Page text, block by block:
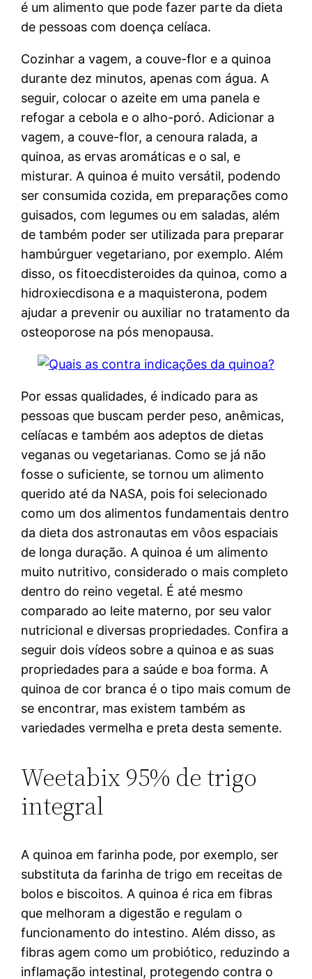
é um alimento que pode fazer parte da dieta
de pessoas com doença celíaca.
Cozinhar a vagem, a couve-flor e a quinoa
durante dez minutos, apenas com água. A
seguir, colocar o azeite em uma panela e
refogar a cebola e o alho-poró. Adicionar a
vagem, a couve-flor, a cenoura ralada, a
quinoa, as ervas aromáticas e o sal, e
misturar. A quinoa é muito versátil, podendo
ser consumida cozida, em preparações como
guisados, com legumes ou em saladas, além
de também poder ser utilizada para preparar
hambúrguer vegetariano, por exemplo. Além
disso, os fitoecdisteroides da quinoa, como a
hidroxiecdisona e a maquisterona, podem
ajudar a prevenir ou auxiliar no tratamento da
osteoporose na pós menopausa.
Por essas qualidades, é indicado para as
pessoas que buscam perder peso, anêmicas,
celíacas e também aos adeptos de dietas
veganas ou vegetarianas. Como se já não
fosse o suficiente, se tornou um alimento
querido até da NASA, pois foi selecionado
como um dos alimentos fundamentais dentro
da dieta dos astronautas em vôos espaciais
de longa duração. A quinoa é um alimento
muito nutritivo, considerado o mais completo
dentro do reino vegetal. É até mesmo
comparado ao leite materno, por seu valor
nutricional e diversas propriedades. Confira a
seguir dois vídeos sobre a quinoa e as suas
propriedades para a saúde e boa forma. A
quinoa de cor branca é o tipo mais comum de
se encontrar, mas existem também as
variedades vermelha e preta desta semente.
Weetabix 95% de trigo
integral
A quinoa em farinha pode, por exemplo, ser
substituta da farinha de trigo em receitas de
bolos e biscoitos. A quinoa é rica em fibras
que melhoram a digestão e regulam o
funcionamento do intestino. Além disso, as
fibras agem como um probiótico, reduzindo a
inflamação intestinal, protegendo contra o